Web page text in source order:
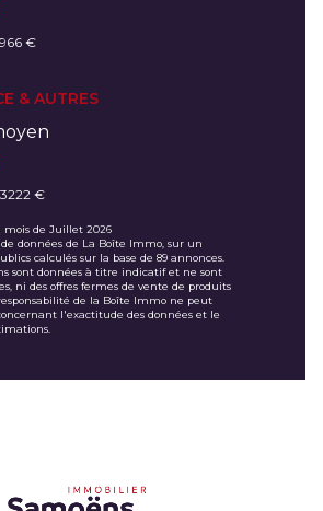
€
& AUTRES
€
de Juillet 2026
de données de La Boîte Immo, sur un
calculés sur la base de 89 annonces.
sont données à titre indicatif et ne sont
ni des offres fermes de vente de produits
de la Boîte Immo ne peut
l'exactitude des données et le